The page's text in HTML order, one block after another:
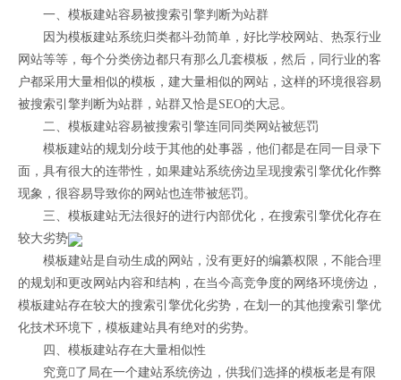
一、模板建站容易被搜索引擎判断为站群
因为模板建站系统归类都斗劲简单，好比学校网站、热泵行业
网站等等，每个分类傍边都只有那么几套模板，然后，同行业的客
户都采用大量相似的模板，建大量相似的网站，这样的环境很容易
被搜索引擎判断为站群，站群又恰是SEO的大忌。
二、模板建站容易被搜索引擎连同同类网站被惩罚
模板建站的规划分歧于其他的处事器，他们都是在同一目录下
面，具有很大的连带性，如果建站系统傍边呈现搜索引擎优化作弊
现象，很容易导致你的网站也连带被惩罚。
三、模板建站无法很好的进行内部优化，在搜索引擎优化存在
较大劣势
模板建站是自动生成的网站，没有更好的编纂权限，不能合理
的规划和更改网站内容和结构，在当今高竞争度的网络环境傍边，
模板建站存在较大的搜索引擎优化劣势，在划一的其他搜索引擎优
化技术环境下，模板建站具有绝对的劣势。
四、模板建站存在大量相似性
究竟了局在一个建站系统傍边，供我们选择的模板老是有限